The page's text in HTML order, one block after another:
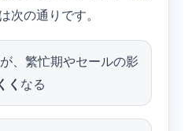
次の通りです。
、繁忙期やセールの影
く なる